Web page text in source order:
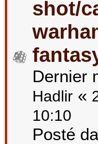
shot/
Dernier
Hadlir «
10:10
Posté